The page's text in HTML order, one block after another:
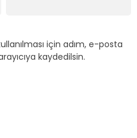
için adım, e-posta
kaydedilsin.